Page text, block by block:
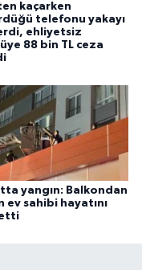
kaçarken
telefonu yakayı
ehliyetsiz
88 bin TL ceza
yangın: Balkondan
ev sahibi hayatını